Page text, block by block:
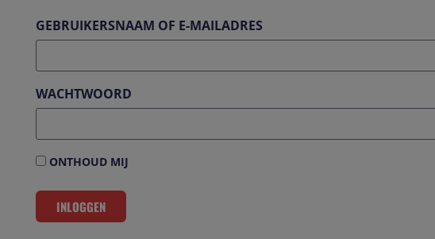
GEBRUIKERSNAAM OF E-MAILADRES
WACHTWOORD
ONTHOUD MIJ
INLOGGEN